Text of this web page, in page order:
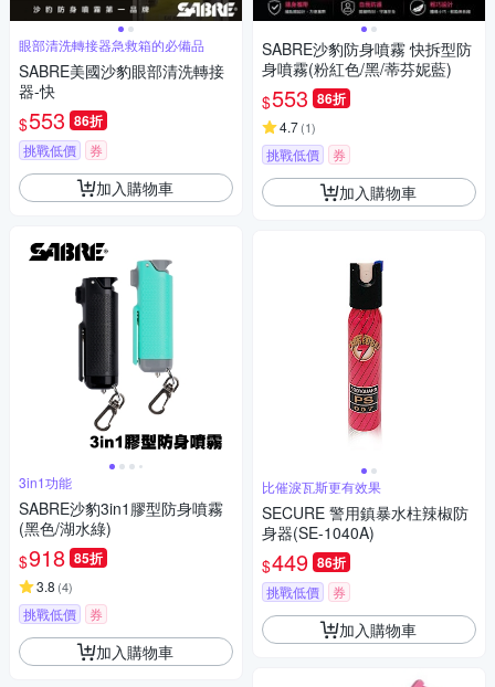
眼部清洗轉接器急救箱的必備品
SABRE美國沙豹眼部清洗轉接
器-快
$553 86折
挑戰低價 券
加入購物車
3in1功能
SABRE沙豹3in1膠型防身噴霧
(黑色/湖水綠)
$918 85折
3.8 (4)
挑戰低價 券
加入購物車
SABRE沙豹防身噴霧 快拆型防
身噴霧(粉紅色/黑/蒂芬妮藍)
$553 86折
4.7(1)
挑戰低價 券
加入購物車
比催淚瓦斯更有效果
SECURE 警用鎮暴水柱辣椒防
身器(SE-1040A)
$449 86折
挑戰低價 券
加入購物車